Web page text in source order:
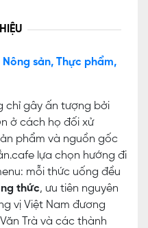
sản, Thực phẩm,
chỉ gây ấn tượng bởi
ở cách họ đối xử
phẩm và nguồn gốc
lựa chọn hướng đi
mỗi thức uống đều
thức, ưu tiên nguyên
vị Việt Nam đương
Trà và các thành